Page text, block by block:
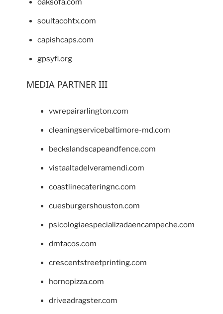
oaksofa.com
soultacohtx.com
capishcaps.com
gpsyfl.org
MEDIA PARTNER III
vwrepairarlington.com
cleaningservicebaltimore-md.com
beckslandscapeandfence.com
vistaaltadelveramendi.com
coastlinecateringnc.com
cuesburgershouston.com
psicologiaespecializadaencampeche.com
dmtacos.com
crescentstreetprinting.com
hornopizza.com
driveadragster.com